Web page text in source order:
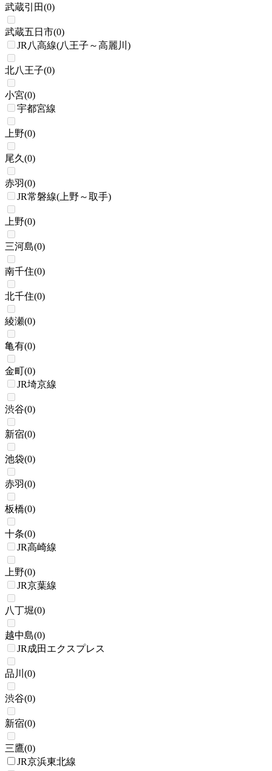
武蔵引田(0)
武蔵五日市(0)
JR八高線(八王子～高麗川)
北八王子(0)
小宮(0)
宇都宮線
上野(0)
尾久 (0)
赤羽(0)
JR常磐線(上野～取手)
上野(0)
三河島(0)
南千住(0)
北千住(0)
綾瀬(0)
亀有(0)
金町(0)
JR埼京線
渋谷(0)
新宿(0)
池袋(0)
赤羽(0)
板橋(0)
十条(0)
JR高崎線
上野(0)
JR京葉線
八丁堀(0)
越中島(0)
JR成田エクスプレス
品川 (0)
渋谷(0)
新宿(0)
三鷹(0)
JR京浜東北線